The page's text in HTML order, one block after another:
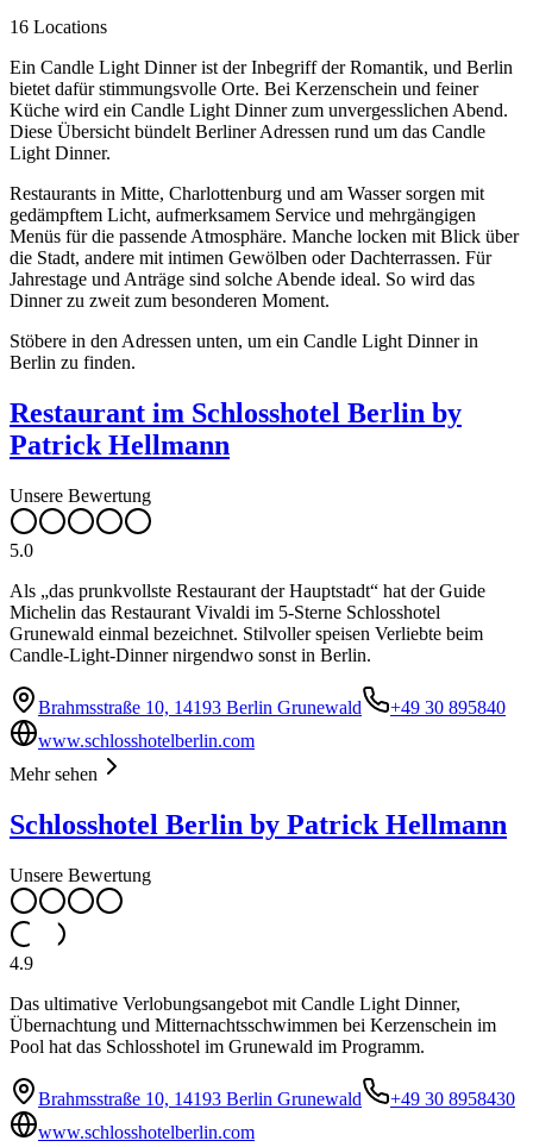
16 Locations
Ein Candle Light Dinner ist der Inbegriff der Romantik, und Berlin
bietet dafür stimmungsvolle Orte. Bei Kerzenschein und feiner
Küche wird ein Candle Light Dinner zum unvergesslichen Abend.
Diese Übersicht bündelt Berliner Adressen rund um das Candle
Light Dinner.
Restaurants in Mitte, Charlottenburg und am Wasser sorgen mit
gedämpftem Licht, aufmerksamem Service und mehrgängigen
Menüs für die passende Atmosphäre. Manche locken mit Blick über
die Stadt, andere mit intimen Gewölben oder Dachterrassen. Für
Jahrestage und Anträge sind solche Abende ideal. So wird das
Dinner zu zweit zum besonderen Moment.
Stöbere in den Adressen unten, um ein Candle Light Dinner in
Berlin zu finden.
Restaurant im Schlosshotel Berlin by
Patrick Hellmann
Unsere Bewertung
5.0
Als „das prunkvollste Restaurant der Hauptstadt“ hat der Guide
Michelin das Restaurant Vivaldi im 5-Sterne Schlosshotel
Grunewald einmal bezeichnet. Stilvoller speisen Verliebte beim
Candle-Light-Dinner nirgendwo sonst in Berlin.
Brahmsstraße 10, 14193 Berlin Grunewald
+49 30 895840
www.schlosshotelberlin.com
Mehr sehen
Schlosshotel Berlin by Patrick Hellmann
Unsere Bewertung
4.9
Das ultimative Verlobungsangebot mit Candle Light Dinner,
Übernachtung und Mitternachtsschwimmen bei Kerzenschein im
Pool hat das Schlosshotel im Grunewald im Programm.
Brahmsstraße 10, 14193 Berlin Grunewald
+49 30 8958430
www.schlosshotelberlin.com